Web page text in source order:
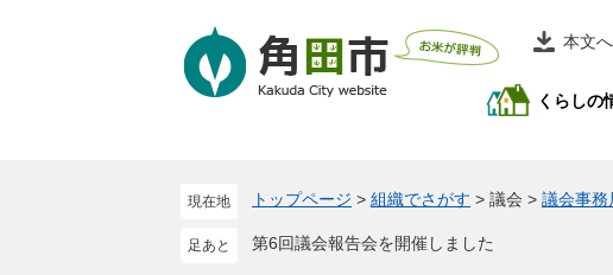
本文へ
くらしの
現在地 トップページ > 組織でさがす > 議会 > 議会事務
第6回議会報告会を開催しました